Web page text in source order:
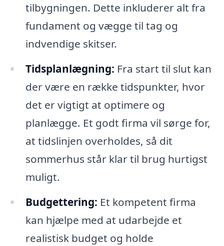
tilbygningen. Dette inkluderer alt fra
fundament og vægge til tag og
indvendige skitser.
Tidsplanlægning: Fra start til slut kan
der være en række tidspunkter, hvor
det er vigtigt at optimere og
planlægge. Et godt firma vil sørge for,
at tidslinjen overholdes, så dit
sommerhus står klar til brug hurtigst
muligt.
Budgettering: Et kompetent firma
kan hjælpe med at udarbejde et
realistisk budget og holde